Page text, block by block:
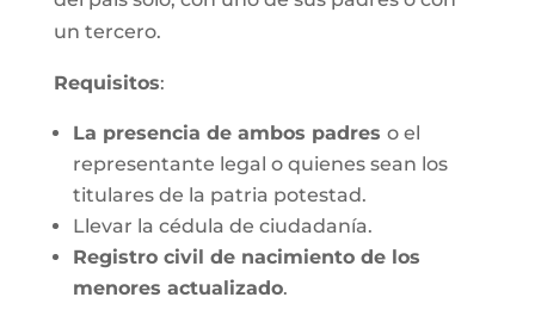
un tercero.
Requisitos:
La presencia de ambos padres o el
representante legal o quienes sean los
titulares de la patria potestad.
Llevar la cédula de ciudadanía.
Registro civil de nacimiento de los
menores actualizado.